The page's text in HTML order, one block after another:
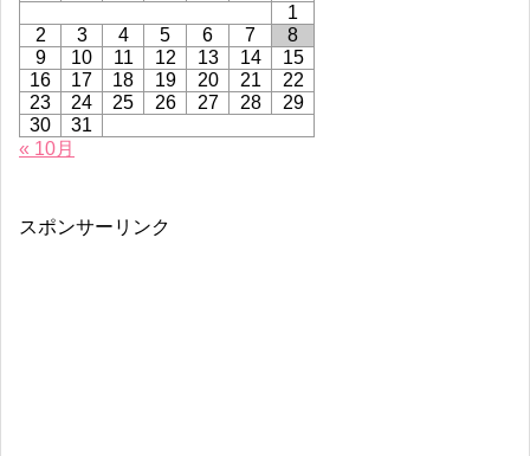
1
2
3 4 5 6 7
8
9
10 11 12 13 14
15
16
17 18 19 20 21
22
23
24 25 26 27 28
29
30
31
« 10月
スポンサーリンク